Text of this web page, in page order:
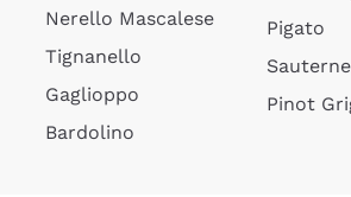
Nerello Mascalese
Tignanello
Gaglioppo
Bardolino
Pigato
Pinot